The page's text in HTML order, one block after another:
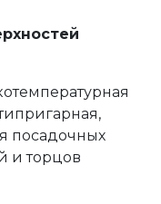
посадочных
и торцов